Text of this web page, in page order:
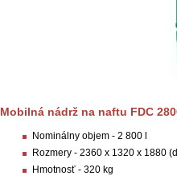
Mobilná nádrž na naftu FDC
Nominálny objem - 2 800 l
Rozmery - 2360 x 1320 x 1880
Hmotnosť - 320 kg